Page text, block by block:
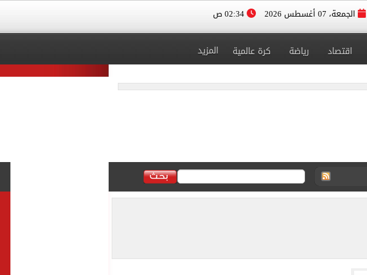
الجمعة، 07 أغسطس 2026
اقتصاد رياضة كرة عالمية المزيد